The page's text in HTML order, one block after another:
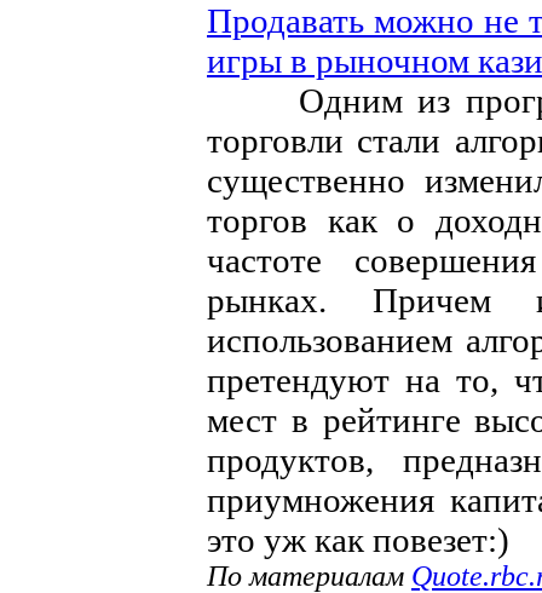
Продавать можно не
игры в рыночном
Одним из
торговли стали
существенно
торгов как о
частоте
рынках. Причем
использованием
претендуют на то,
мест в рейтинге
продуктов,
приумножения
это уж как повезет:)
По материалам